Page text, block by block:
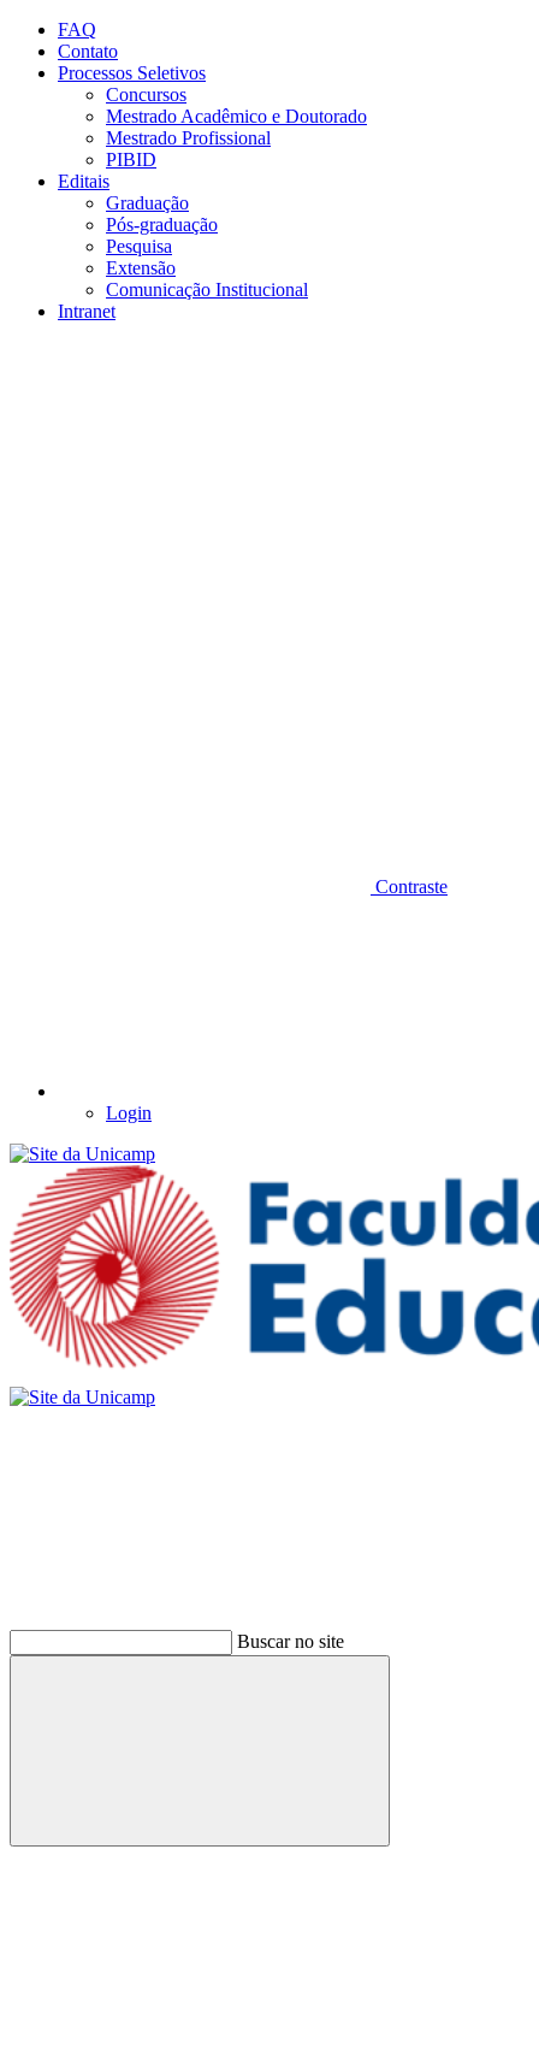
Conteúdo principal
FAQ
Contato
Processos Seletivos
Concursos
Mestrado Acadêmico e Doutorado
Mestrado Profissional
PIBID
Editais
Graduação
Pós-graduação
Pesquisa
Extensão
Comunicação Institucional
Intranet
Contraste
Login
Buscar no site
Buscar